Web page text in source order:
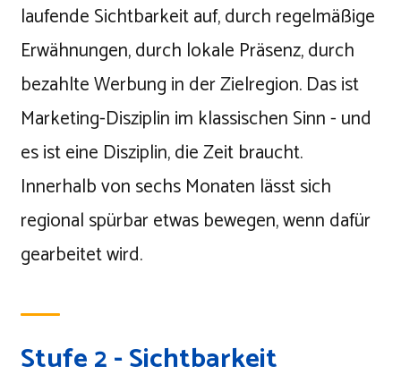
laufende Sichtbarkeit auf, durch regelmäßige
Erwähnungen, durch lokale Präsenz, durch
bezahlte Werbung in der Zielregion. Das ist
Marketing-Disziplin im klassischen Sinn - und
es ist eine Disziplin, die Zeit braucht.
Innerhalb von sechs Monaten lässt sich
regional spürbar etwas bewegen, wenn dafür
gearbeitet wird.
Stufe 2 - Sichtbarkeit